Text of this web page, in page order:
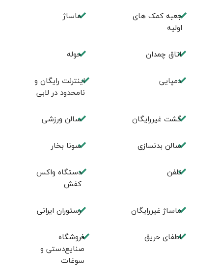
جعبه کمک های
اولیه
ماساژ
اتاق چمدان حوله
دمپایی
اینترنت رایگان و
نامحدود در لابی
گشت غیررایگان سالن ورزشی
سالن بدنسازی سونا بخار
تلفن
دستگاه واکس
کفش
ماساژ غیررایگان رستوران ایرانی
اطفای حریق
فروشگاه
صنایع‌دستی و
سوغات